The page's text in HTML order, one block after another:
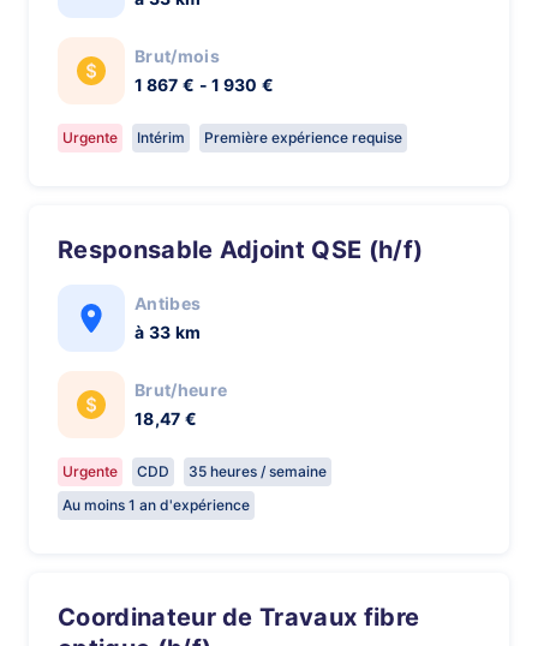
Brut/mois
1 867 € - 1 930 €
Urgente Intérim Première expérience requise
Responsable Adjoint QSE (h/f)
Antibes
à 33 km
Brut/heure
18,47 €
Urgente CDD
35 heures / semaine
Au moins 1 an d'expérience
Coordinateur de Travaux fibre